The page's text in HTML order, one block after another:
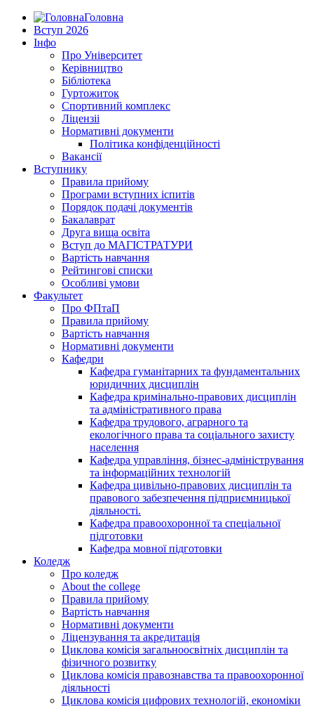
Головна
Вступ 2026
Інфо
Про Університет
Керівництво
Бібліотека
Гуртожиток
Спортивний комплекс
Ліцензіі
Нормативні документи
Політика конфіденційності
Вакансії
Вступнику
Правила прийому
Програми вступних іспитів
Порядок подачі документів
Бакалаврат
Друга вища освіта
Вступ до МАГІСТРАТУРИ
Вартість навчання
Рейтингові списки
Особливі умови
Факультет
Про ФПтаП
Правила прийому
Вартість навчання
Нормативні документи
Кафедри
Кафедра гуманітарних та фундаментальних
юридичних дисциплін
Кафедра кримінально-правових дисциплін
та адміністративного права
Кафедра трудового, аграрного та
екологічного права та соціального захисту
населення
Кафедра управління, бізнес-адміністрування
та інформаційних технологій
Кафедра цивільно-правових дисциплін та
правового забезпечення підприємницької
діяльності.
Кафедра правоохоронної та спеціальної
підготовки
Кафедра мовної підготовки
Коледж
Про коледж
About the college
Правила прийому
Вартість навчання
Нормативні документи
Ліцензування та акредитація
Циклова комісія загальноосвітніх дисциплін та
фізичного розвитку
Циклова комісія правознавства та правоохоронної
діяльності
Циклова комісія цифрових технологій, економіки